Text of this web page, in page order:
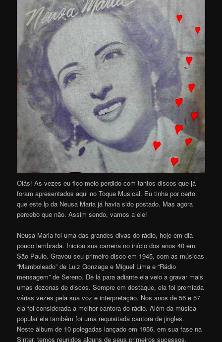
Olás! As vezes eu fico meio perdido com tantos discos que já
foram apresentados aqui no Toque Musical. Eu tinha por certo
que este lp da Neusa Maria já havia sido postado. Mas agora
percebo que não. Assim sendo, vamos a ele!
Neusa Maria foi uma das grandes divas do rádio, hoje em dia
pouco lembrada. Iniciou sua carreira no início dos anos 40 em
São Paulo. Gravou seu primeiro disco em 1945, com as músicas
“Mamboleado” de Luiz Gonzaga e Miguel Lima e “Rádio
mensagem” de Sereno. De lá para adiante ela veio a gravar mais
umas dezenas de discos. Sempre em destaque, ela foi premiada
várias vezes pela sua voz e interpretação. Nos anos de 56 e 57
ela foi considerada a melhor cantora do rádio. Além da música
popular ela também foi uma requisitada cantora de jingles.
Neste álbum de 10 polegadas lançado em 1956, em sua fase na
Sinter, temos reunidos alguns de seus primeiros sucessos.